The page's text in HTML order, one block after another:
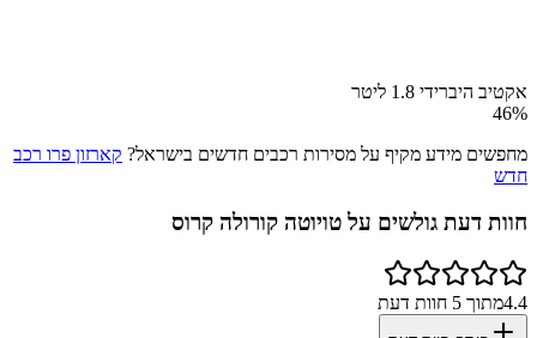
אקטיב היברידי 1.8 ליטר
46%
מחפשים מידע מקיף על מסירות רכבים חדשים בישראל? קארזון פרו רכב
חדש
חוות דעת גולשים על טויוטה קורולה קרוס
4.4מתוך 5 חוות דעת